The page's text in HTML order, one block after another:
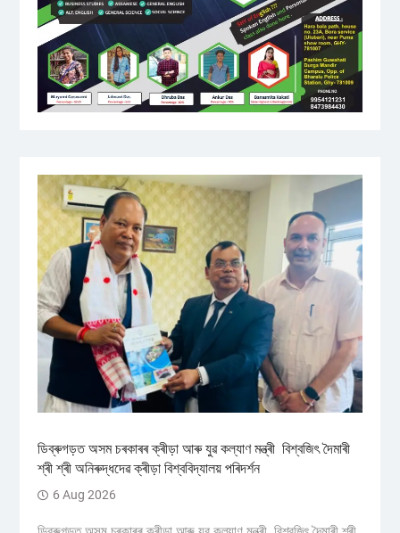
ডিব্ৰুগড়ত অসম চৰকাৰৰ ক্ৰীড়া আৰু যুৱ কল্যাণ মন্ত্ৰী বিশ্বজিৎ দৈমাৰী
শ্ৰী শ্ৰী অনিৰুদ্ধদেৱ ক্ৰীড়া বিশ্ববিদ্যালয় পৰিদৰ্শন
6 Aug 2026